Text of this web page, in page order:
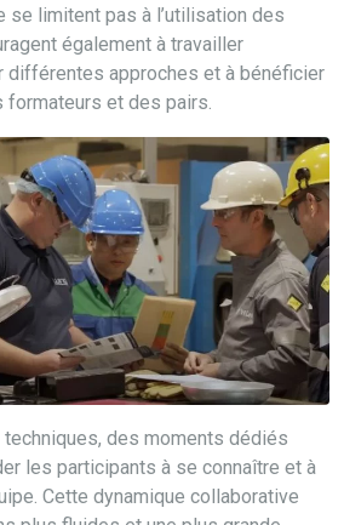
limitent pas à l’utilisation des
également à travailler
différentes approches et à bénéficier
et des pairs.
des moments dédiés
les participants à se connaître et à
Cette dynamique collaborative